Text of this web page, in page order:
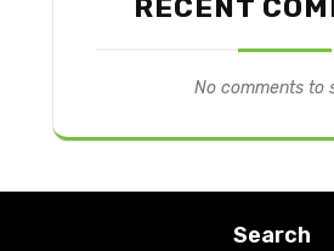
RECENT
No comments to
Search